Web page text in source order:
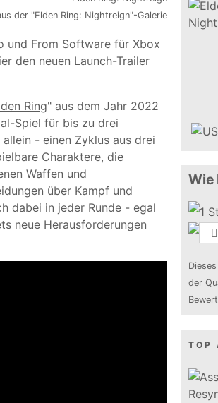
der "Elden Ring: Nightreign"-Galerie
und From Software für Xbox
den neuen Launch-Trailer
Ring" aus dem Jahr 2022
Spiel für bis zu drei
- einen Zyklus aus drei
Charaktere, die
Waffen und
über Kampf und
dabei in jeder Runde - egal
neue Herausforderungen
Wie
der
TOP